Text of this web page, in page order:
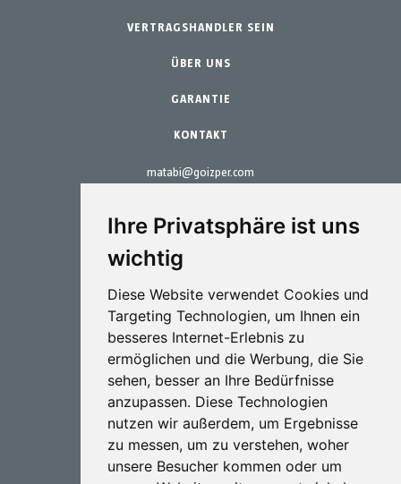
Ihre Privatsphäre ist uns
wichtig
Diese Website verwendet Cookies und
Targeting Technologien, um Ihnen ein
besseres Internet-Erlebnis zu
ermöglichen und die Werbung, die Sie
sehen, besser an Ihre Bedürfnisse
anzupassen. Diese Technologien
nutzen wir außerdem, um Ergebnisse
zu messen, um zu verstehen, woher
unsere Besucher kommen oder um
matabi@goizper.com
Sprütechnik
Biotechnologie
Industriel
Professioneller Gartenbau
Gartenbau & Heim
Zubehör
Ersatzteile
Wartungs-Kits
VERTRAGSHANDLER SEIN
ÜBER UNS
GARANTIE
KONTAKT
Antigua, 4
20577 Antzuola (Gipuzkoa)